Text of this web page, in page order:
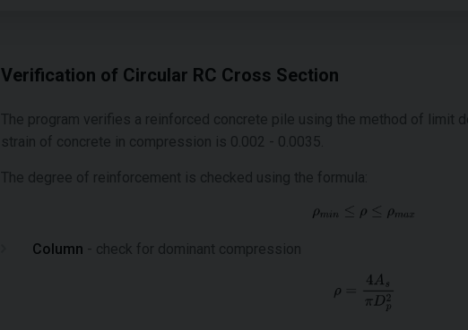
Verification of Circular RC Cross Section
The program verifies a reinforced concrete pile using the method of limit
strain of concrete in compression is 0.002 - 0.0035.
The degree of reinforcement is checked using the formula:
Column - check for dominant compression